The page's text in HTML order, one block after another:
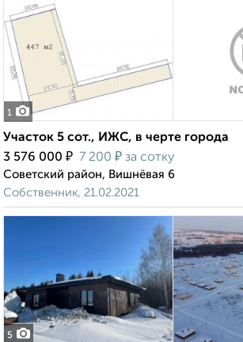
1
Участок 5 сот., ИЖС, в черте города
3 576 000 ₽ 7 200 ₽ за сотку
Советский район, Вишнёвая 6
Собственник, 21.02.2021
5